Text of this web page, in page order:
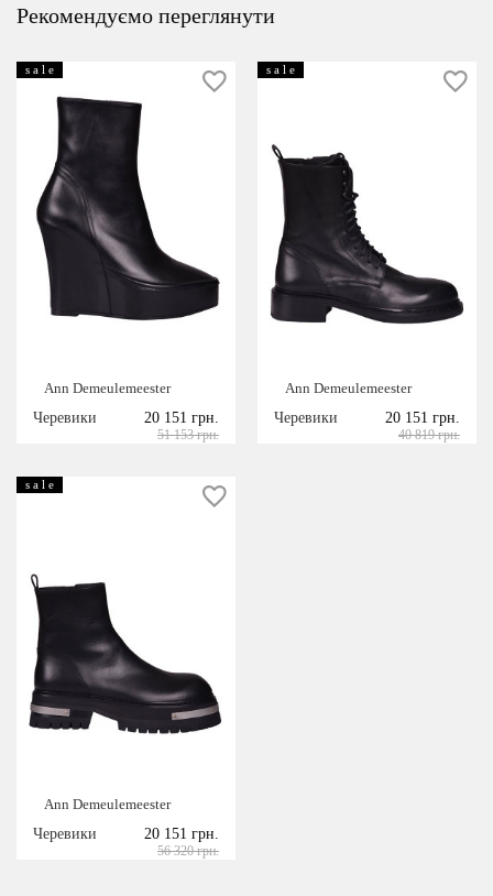
Рекомендуємо переглянути
s a l e
Ann Demeulemeester
Черевики
20 151 грн.
51 153 грн.
s a l e
Ann Demeulemeester
Черевики
20 151 грн.
40 819 грн.
s a l e
Ann Demeulemeester
Черевики
20 151 грн.
56 320 грн.